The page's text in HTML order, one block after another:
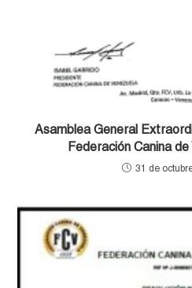
Asamblea General
Federación Canina
31 de